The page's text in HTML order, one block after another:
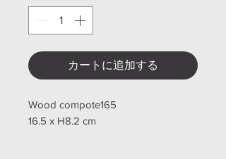
カートに追加する
Wood compote165
16.5 x H8.2 cm